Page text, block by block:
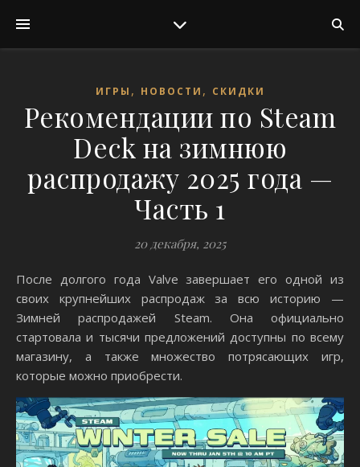
ИГРЫ , НОВОСТИ , СКИДКИ
Рекомендации по Steam
Deck на зимнюю
распродажу 2025 года —
Часть 1
20 декабря, 2025
После долгого года Valve завершает его одной из
своих крупнейших распродаж за всю историю —
Зимней распродажей Steam. Она официально
стартовала и тысячи предложений доступны по всему
магазину, а также множество потрясающих игр,
которые можно приобрести.